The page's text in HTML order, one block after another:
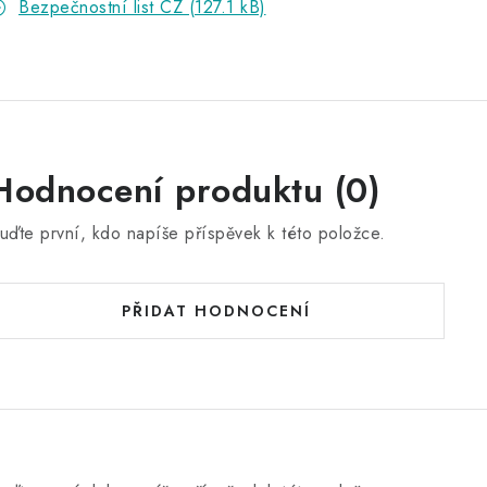
Bezpečnostní list CZ (127.1 kB)
produktu (0)
první, kdo napíše příspěvek k této položce.
PŘIDAT HODNOCENÍ